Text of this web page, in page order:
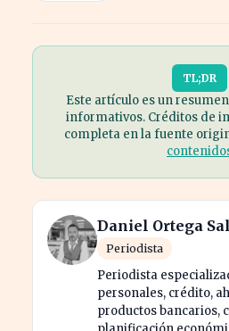
TL;DR
Este artículo es un
informativos. Créditos de
completa en la fuente
Daniel Ortega
Periodista
Periodista
personales, crédito,
productos bancarios,